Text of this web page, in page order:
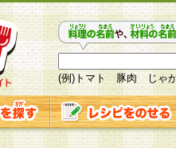
(例)トマト 豚肉 じゃ